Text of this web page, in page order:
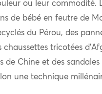
ou leur commodité.
de bébé en feutre de
du Pérou, des
chaussettes tricotées
de Chine et des
une technique